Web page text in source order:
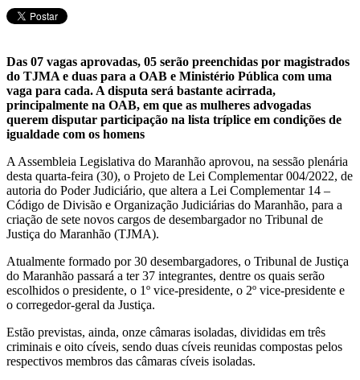
Das 07 vagas aprovadas, 05 serão preenchidas por magistrados
do TJMA e duas para a OAB e Ministério Pública com uma
vaga para cada. A disputa será bastante acirrada,
principalmente na OAB, em que as mulheres advogadas
querem disputar participação na lista tríplice em condições de
igualdade com os homens
A Assembleia Legislativa do Maranhão aprovou, na sessão plenária
desta quarta-feira (30), o Projeto de Lei Complementar 004/2022, de
autoria do Poder Judiciário, que altera a Lei Complementar 14 –
Código de Divisão e Organização Judiciárias do Maranhão, para a
criação de sete novos cargos de desembargador no Tribunal de
Justiça do Maranhão (TJMA).
Atualmente formado por 30 desembargadores, o Tribunal de Justiça
do Maranhão passará a ter 37 integrantes, dentre os quais serão
escolhidos o presidente, o 1º vice-presidente, o 2º vice-presidente e
o corregedor-geral da Justiça.
Estão previstas, ainda, onze câmaras isoladas, divididas em três
criminais e oito cíveis, sendo duas cíveis reunidas compostas pelos
respectivos membros das câmaras cíveis isoladas.